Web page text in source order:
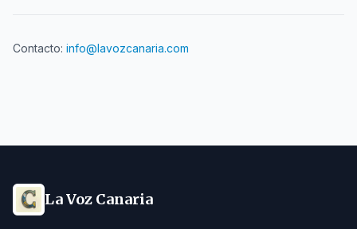
Contacto: info@lavozcanaria.com
La Voz Canaria